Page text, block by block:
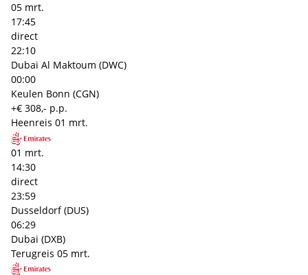
05 mrt.
17:45
direct
22:10
Dubai Al Maktoum (DWC)
00:00
Keulen Bonn (CGN)
+€ 308,- p.p.
Heenreis 01 mrt.
01 mrt.
14:30
direct
23:59
Dusseldorf (DUS)
06:29
Dubai (DXB)
Terugreis 05 mrt.